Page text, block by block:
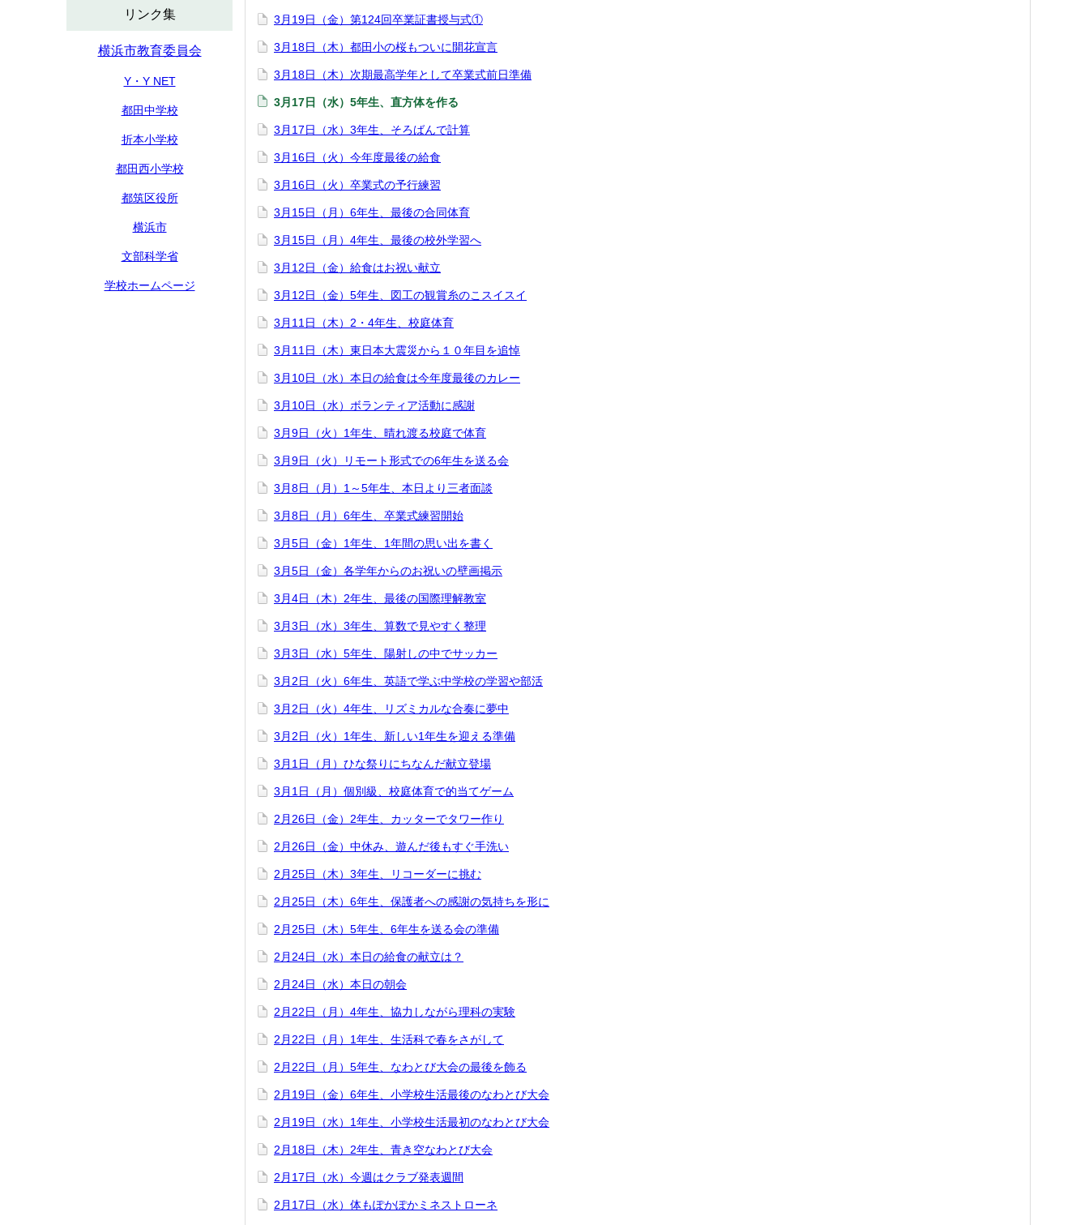
リンク集
横浜市教育委員会
Y・Y NET
都田中学校
折本小学校
都田西小学校
都筑区役所
横浜市
文部科学省
学校ホームページ
3月19日（金）第124回卒業証書授与式①
3月18日（木）都田小の桜もついに開花宣言
3月18日（木）次期最高学年として卒業式前日準備
3月17日（水）5年生、直方体を作る
3月17日（水）3年生、そろばんで計算
3月16日（火）今年度最後の給食
3月16日（火）卒業式の予行練習
3月15日（月）6年生、最後の合同体育
3月15日（月）4年生、最後の校外学習へ
3月12日（金）給食はお祝い献立
3月12日（金）5年生、図工の観賞糸のこスイスイ
3月11日（木）2・4年生、校庭体育
3月11日（木）東日本大震災から１０年目を追悼
3月10日（水）本日の給食は今年度最後のカレー
3月10日（水）ボランティア活動に感謝
3月9日（火）1年生、晴れ渡る校庭で体育
3月9日（火）リモート形式での6年生を送る会
3月8日（月）1～5年生、本日より三者面談
3月8日（月）6年生、卒業式練習開始
3月5日（金）1年生、1年間の思い出を書く
3月5日（金）各学年からのお祝いの壁画掲示
3月4日（木）2年生、最後の国際理解教室
3月3日（水）3年生、算数で見やすく整理
3月3日（水）5年生、陽射しの中でサッカー
3月2日（火）6年生、英語で学ぶ中学校の学習や部活
3月2日（火）4年生、リズミカルな合奏に夢中
3月2日（火）1年生、新しい1年生を迎える準備
3月1日（月）ひな祭りにちなんだ献立登場
3月1日（月）個別級、校庭体育で的当てゲーム
2月26日（金）2年生、カッターでタワー作り
2月26日（金）中休み、遊んだ後もすぐ手洗い
2月25日（木）3年生、リコーダーに挑む
2月25日（木）6年生、保護者への感謝の気持ちを形に
2月25日（木）5年生、6年生を送る会の準備
2月24日（水）本日の給食の献立は？
2月24日（水）本日の朝会
2月22日（月）4年生、協力しながら理科の実験
2月22日（月）1年生、生活科で春をさがして
2月22日（月）5年生、なわとび大会の最後を飾る
2月19日（金）6年生、小学校生活最後のなわとび大会
2月19日（水）1年生、小学校生活最初のなわとび大会
2月18日（木）2年生、青き空なわとび大会
2月17日（水）今週はクラブ発表週間
2月17日（水）体もぽかぽかミネストローネ